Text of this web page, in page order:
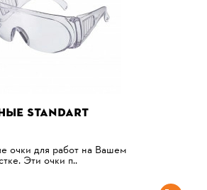
STANDART
очки для работ на Вашем
Эти очки п..